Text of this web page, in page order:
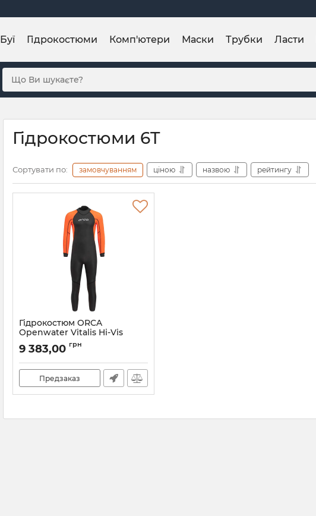
Буї Гідрокостюми Комп'ютери Маски Трубки Ласти
Гідрокостюми 6T
Сортувати по: замовчуванням ціною назвою рейтингу
Гідрокостюм ORCA
Openwater Vitalis Hi-Vis
1,5.2.5mm (чол.)
Артикул: NN270601
9 383,00 грн
Предзаказ